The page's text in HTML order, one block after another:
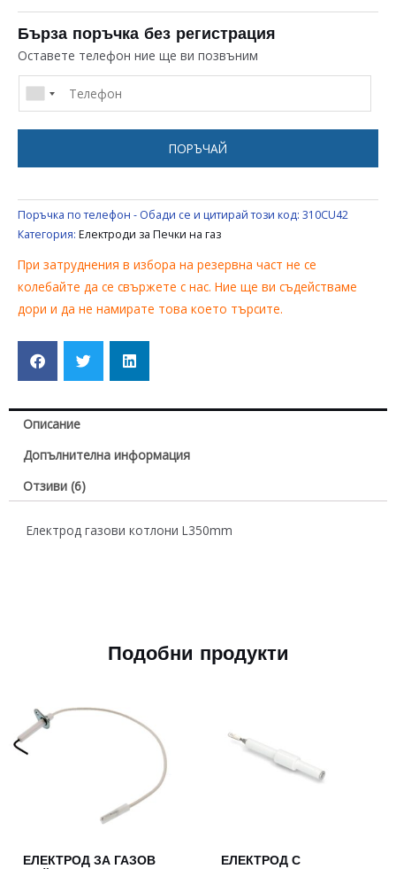
ЕЛЕКТРОД
ЗА
ГАЗОВ
КОТЛОН
L350ММ
Бърза поръчка без регистрация
Оставете телефон ние ще ви позвъним
ПОРЪЧАЙ
Поръчка по телефон - Обади се и цитирай този код: 310CU42
Категория: Електроди за Печки на газ
При затруднения в избора на резервна част не се
колебайте да се свържете с нас. Ние ще ви съдействаме
дори и да не намирате това което търсите.
Описание
Допълнителна информация
Отзиви (6)
Електрод газови котлони L350mm
Подобни продукти
ЕЛЕКТРОД ЗА ГАЗОВ
ЕЛЕКТРОД С